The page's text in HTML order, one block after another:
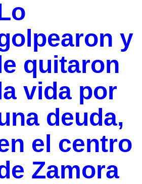
y
quitaron
vida por
deuda,
el centro
Zamora